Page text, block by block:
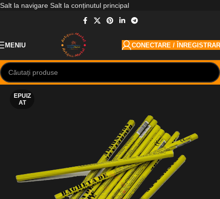
Salt la navigare Salt la conținutul principal
MENIU CONECTARE /
EPUIZ
AT